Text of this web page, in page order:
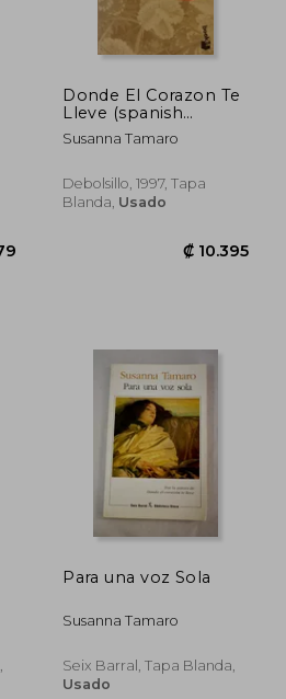
Donde El Corazon Te
Lleve (spanish
Edition)
Susanna Tamaro
Debolsillo, 1997, Tapa
Blanda, Usado
Para una voz Sola
Susanna Tamaro
Seix Barral, Tapa Blanda,
Usado